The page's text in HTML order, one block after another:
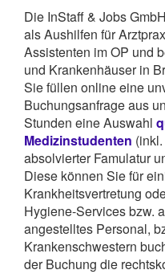
Die InStaff & Jobs
als Aushilfen für
Assistenten im OP und
und Krankenhäuser in
Sie füllen online eine
Buchungsanfrage aus
Stunden eine Auswahl
Medizinstudenten
absolvierter Famulatur
Diese können Sie für
Krankheitsvertretung
Hygiene-Services bzw.
angestelltes Personal,
Krankenschwestern
der Buchung die